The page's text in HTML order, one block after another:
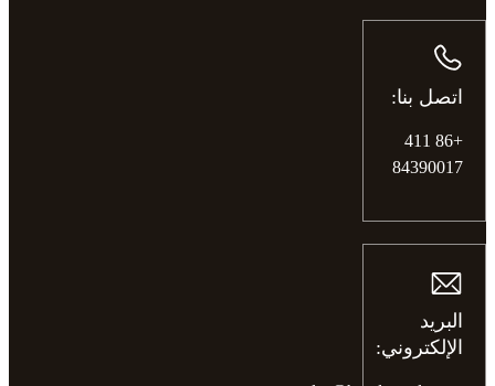
اتصل بنا:
+86 411
84390017
البريد
الإلكتروني: